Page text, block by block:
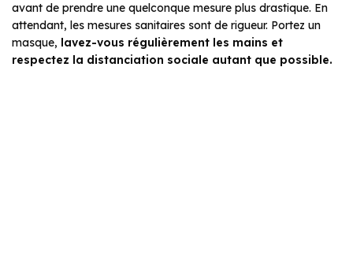
avant de prendre une quelconque mesure plus drastique. En
attendant, les mesures sanitaires sont de rigueur. Portez un
masque, lavez-vous régulièrement les mains et
respectez la distanciation sociale autant que possible.